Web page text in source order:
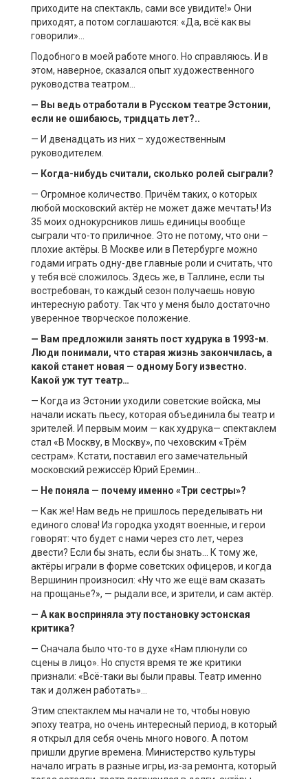
приходите на спектакль, сами все увидите!» Они
приходят, а потом соглашаются: «Да, всё как вы
говорили»…
Подобного в моей работе много. Но справляюсь. И в
этом, наверное, сказался опыт художественного
руководства театром…
— Вы ведь отработали в Русском театре Эстонии,
если не ошибаюсь, тридцать лет?..
— И двенадцать из них – художественным
руководителем.
— Когда-нибудь считали, сколько ролей сыграли?
— Огромное количество. Причём таких, о которых
любой московский актёр не может даже мечтать! Из
35 моих однокурсников лишь единицы вообще
сыграли что-то приличное. Это не потому, что они –
плохие актёры. В Москве или в Петербурге можно
годами играть одну-две главные роли и считать, что
у тебя всё сложилось. Здесь же, в Таллине, если ты
востребован, то каждый сезон получаешь новую
интересную работу. Так что у меня было достаточно
уверенное творческое положение.
— Вам предложили занять пост худрука в 1993-м.
Люди понимали, что старая жизнь закончилась, а
какой станет новая — одному Богу известно.
Какой уж тут театр…
— Когда из Эстонии уходили советские войска, мы
начали искать пьесу, которая объединила бы театр и
зрителей. И первым моим — как худрука— спектаклем
стал «В Москву, в Москву», по чеховским «Трём
сестрам». Кстати, поставил его замечательный
московский режиссёр Юрий Еремин…
— Не поняла — почему именно «Три сестры»?
— Как же! Нам ведь не пришлось переделывать ни
единого слова! Из городка уходят военные, и герои
говорят: что будет с нами через сто лет, через
двести? Если бы знать, если бы знать… К тому же,
актёры играли в форме советских офицеров, и когда
Вершинин произносил: «Ну что же ещё вам сказать
на прощанье?», — рыдали все, и зрители, и сам актёр.
— А как восприняла эту постановку эстонская
критика?
— Сначала было что-то в духе «Нам плюнули со
сцены в лицо». Но спустя время те же критики
признали: «Всё-таки вы были правы. Театр именно
так и должен работать»…
Этим спектаклем мы начали не то, чтобы новую
эпоху театра, но очень интересный период, в который
я открыл для себя очень много нового. А потом
пришли другие времена. Министерство культуры
начало играть в разные игры, из-за ремонта, который